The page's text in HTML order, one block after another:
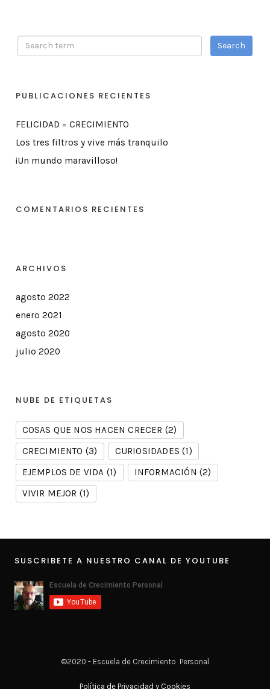
PUBLICACIONES RECIENTES
FELICIDAD = CRECIMIENTO
Los tres filtros y vive más tranquilo
¡Un mundo maravilloso!
COMENTARIOS RECIENTES
ARCHIVOS
agosto 2022
enero 2021
agosto 2020
julio 2020
NUBE DE ETIQUETAS
COSAS QUE NOS HACEN CRECER (2)
CRECIMIENTO (3) CURIOSIDADES (1)
EJEMPLOS DE VIDA (1) INFORMACIÓN (2)
VIVIR MEJOR (1)
SUSCRIBETE A NUESTRO CANAL DE YOUTUBE
©2020 - Escuela de Crecimiento Personal
Política de Privacidad y Cookies